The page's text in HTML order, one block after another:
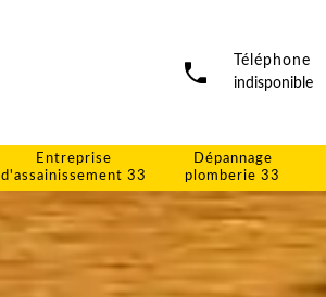
Téléphone
indisponible
Entreprise
d'assainissement 33
Dépannage
plomberie 33